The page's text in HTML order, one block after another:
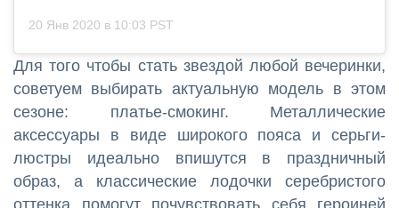
20 Янв 2020 в 10:03 PST
Для того чтобы стать звездой любой вечеринки,
советуем выбирать актуальную модель в этом
сезоне: платье-смокинг. Металлические
аксессуары в виде широкого пояса и серьги-
люстры идеально впишутся в праздничный
образ, а классические лодочки серебристого